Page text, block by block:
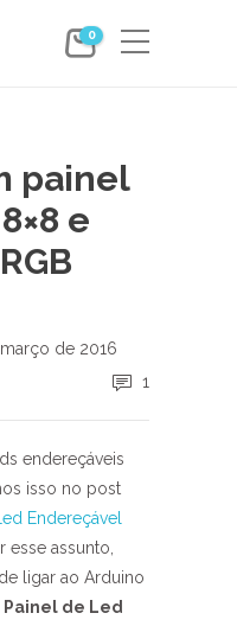
0
painel
e
de 2016
1
endereçáveis
isso no post
Endereçável
esse assunto,
ligar ao Arduino
Painel de Led